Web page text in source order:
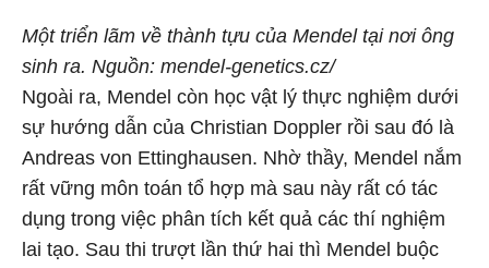
Một triển lãm về thành tựu của Mendel tại nơi ông
sinh ra. Nguồn: mendel-genetics.cz/
Ngoài ra, Mendel còn học vật lý thực nghiệm dưới
sự hướng dẫn của Christian Doppler rồi sau đó là
Andreas von Ettinghausen. Nhờ thầy, Mendel nắm
rất vững môn toán tổ hợp mà sau này rất có tác
dụng trong việc phân tích kết quả các thí nghiệm
lai tạo. Sau thi trượt lần thứ hai thì Mendel buộc